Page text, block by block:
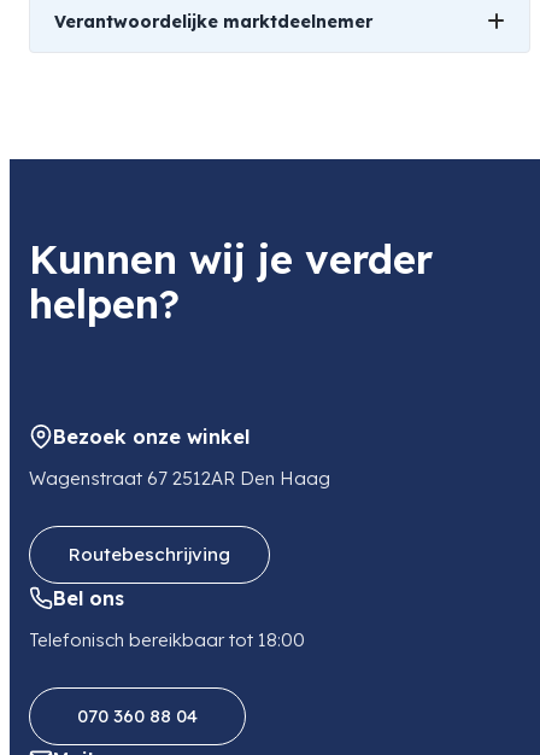
Verantwoordelijke marktdeelnemer
Product
V336020BW000
Item code leverancier
V336020BW000
Adres
E-mail
orders-nl@om-digitalsolutions.com
Kunnen wij je verder
helpen?
Bezoek onze winkel
Wagenstraat 67 2512AR Den Haag
Routebeschrijving
Bel ons
Telefonisch bereikbaar tot 18:00
070 360 88 04